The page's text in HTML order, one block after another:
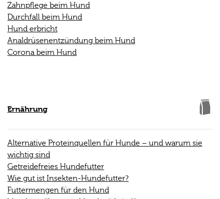
Zahnpflege beim Hund
Durchfall beim Hund
Hund erbricht
Analdrüsenentzündung beim Hund
Corona beim Hund
Ernährung
Alternative Proteinquellen für Hunde – und warum sie
wichtig sind
Getreidefreies Hundefutter
Wie gut ist Insekten-Hundefutter?
Futtermengen für den Hund